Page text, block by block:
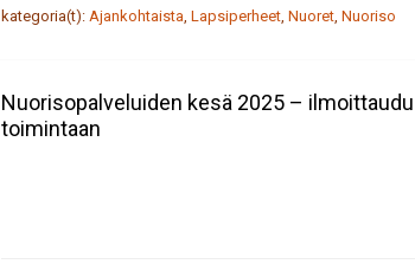
kategoria(t): Ajankohtaista Lapsiperheet, Nuoret, Nuoriso
Nuorisopalveluiden kesä 2025 –
toimintaan